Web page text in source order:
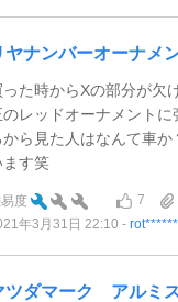
ヤナンバーオーナメ
った時からXの部分が欠
のレッドオーナメント
から見た人はなんて車
ます笑
度 7
年3月31日 22:10
ツダマーク アルミ